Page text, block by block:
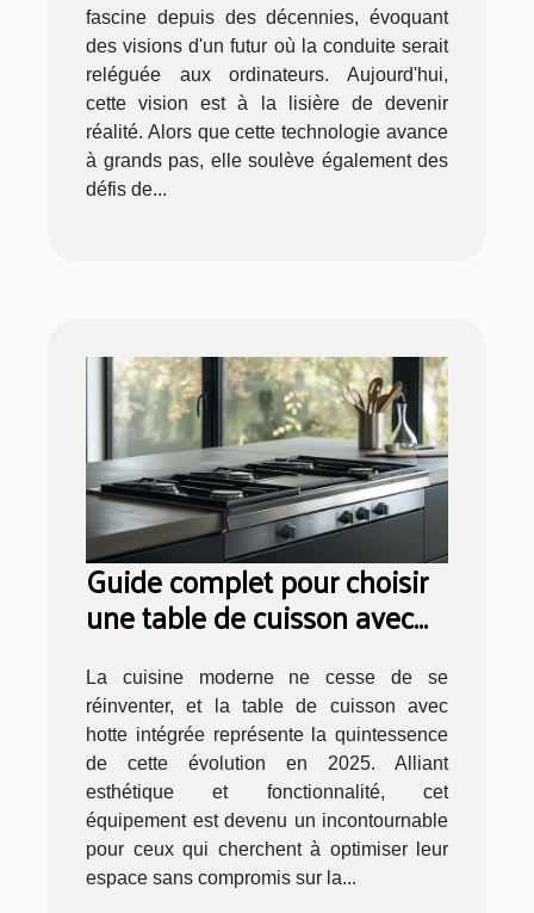
fascine depuis des décennies, évoquant
des visions d'un futur où la conduite serait
reléguée aux ordinateurs. Aujourd'hui,
cette vision est à la lisière de devenir
réalité. Alors que cette technologie avance
à grands pas, elle soulève également des
défis de...
Guide complet pour choisir
une table de cuisson avec
La cuisine moderne ne cesse de se
réinventer, et la table de cuisson avec
hotte intégrée représente la quintessence
de cette évolution en 2025. Alliant
esthétique et fonctionnalité, cet
équipement est devenu un incontournable
pour ceux qui cherchent à optimiser leur
espace sans compromis sur la...